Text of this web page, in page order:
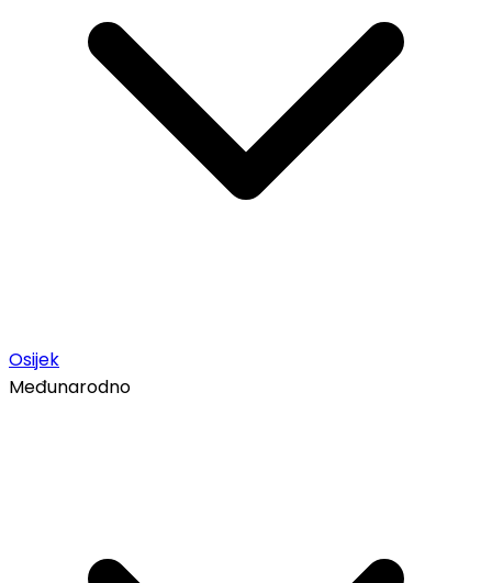
Osijek
Međunarodno